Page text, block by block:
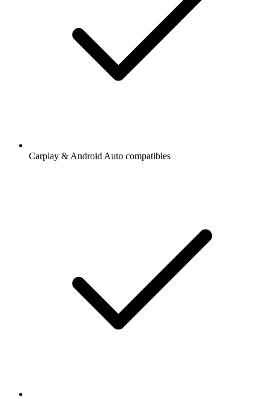
Carplay & Android Auto compatibles